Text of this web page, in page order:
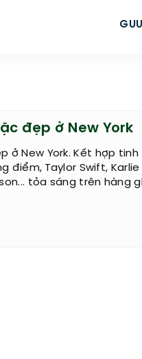
đẹp ở New York
ở New York. Kết hợp
điểm, Taylor Swift, Karlie
tỏa sáng trên hàng